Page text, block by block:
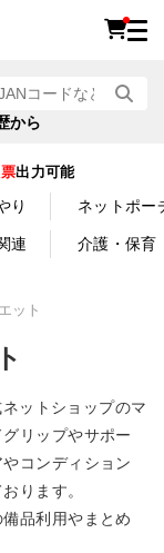
から
出力可能
り ネットポー
連 介護・保育
ット
ットショップのマ
リップやサポー
コンディション
ります。
品利用やまとめ